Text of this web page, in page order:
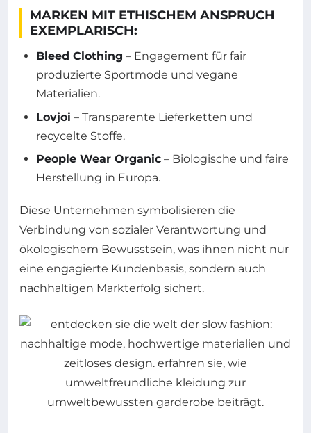
MARKEN MIT ETHISCHEM ANSPRUCH
EXEMPLARISCH:
Bleed Clothing – Engagement für fair
produzierte Sportmode und vegane
Materialien.
Lovjoi – Transparente Lieferketten und
recycelte Stoffe.
People Wear Organic – Biologische und faire
Herstellung in Europa.
Diese Unternehmen symbolisieren die
Verbindung von sozialer Verantwortung und
ökologischem Bewusstsein, was ihnen nicht nur
eine engagierte Kundenbasis, sondern auch
nachhaltigen Markterfolg sichert.